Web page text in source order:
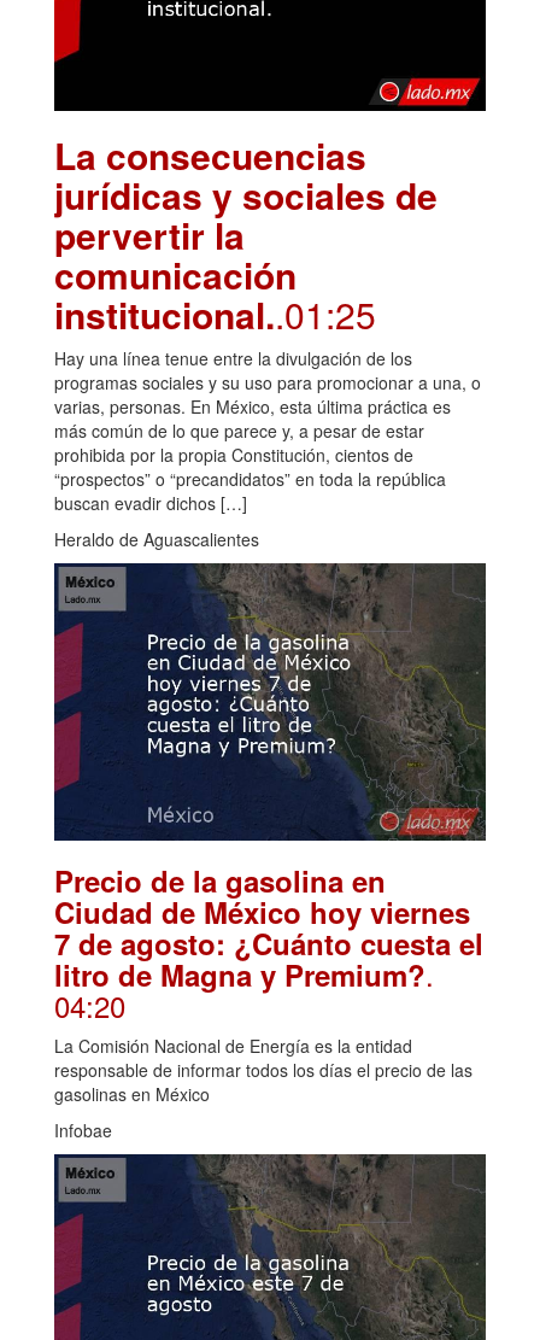
La consecuencias
jurídicas y sociales de
pervertir la
comunicación
institucional..01:25
Hay una línea tenue entre la divulgación de los
programas sociales y su uso para promocionar a una, o
varias, personas. En México, esta última práctica es
más común de lo que parece y, a pesar de estar
prohibida por la propia Constitución, cientos de
“prospectos” o “precandidatos” en toda la república
buscan evadir dichos […]
Heraldo de Aguascalientes
Precio de la gasolina en
Ciudad de México hoy viernes
7 de agosto: ¿Cuánto cuesta el
litro de Magna y Premium?.
04:20
La Comisión Nacional de Energía es la entidad
responsable de informar todos los días el precio de las
gasolinas en México
Infobae